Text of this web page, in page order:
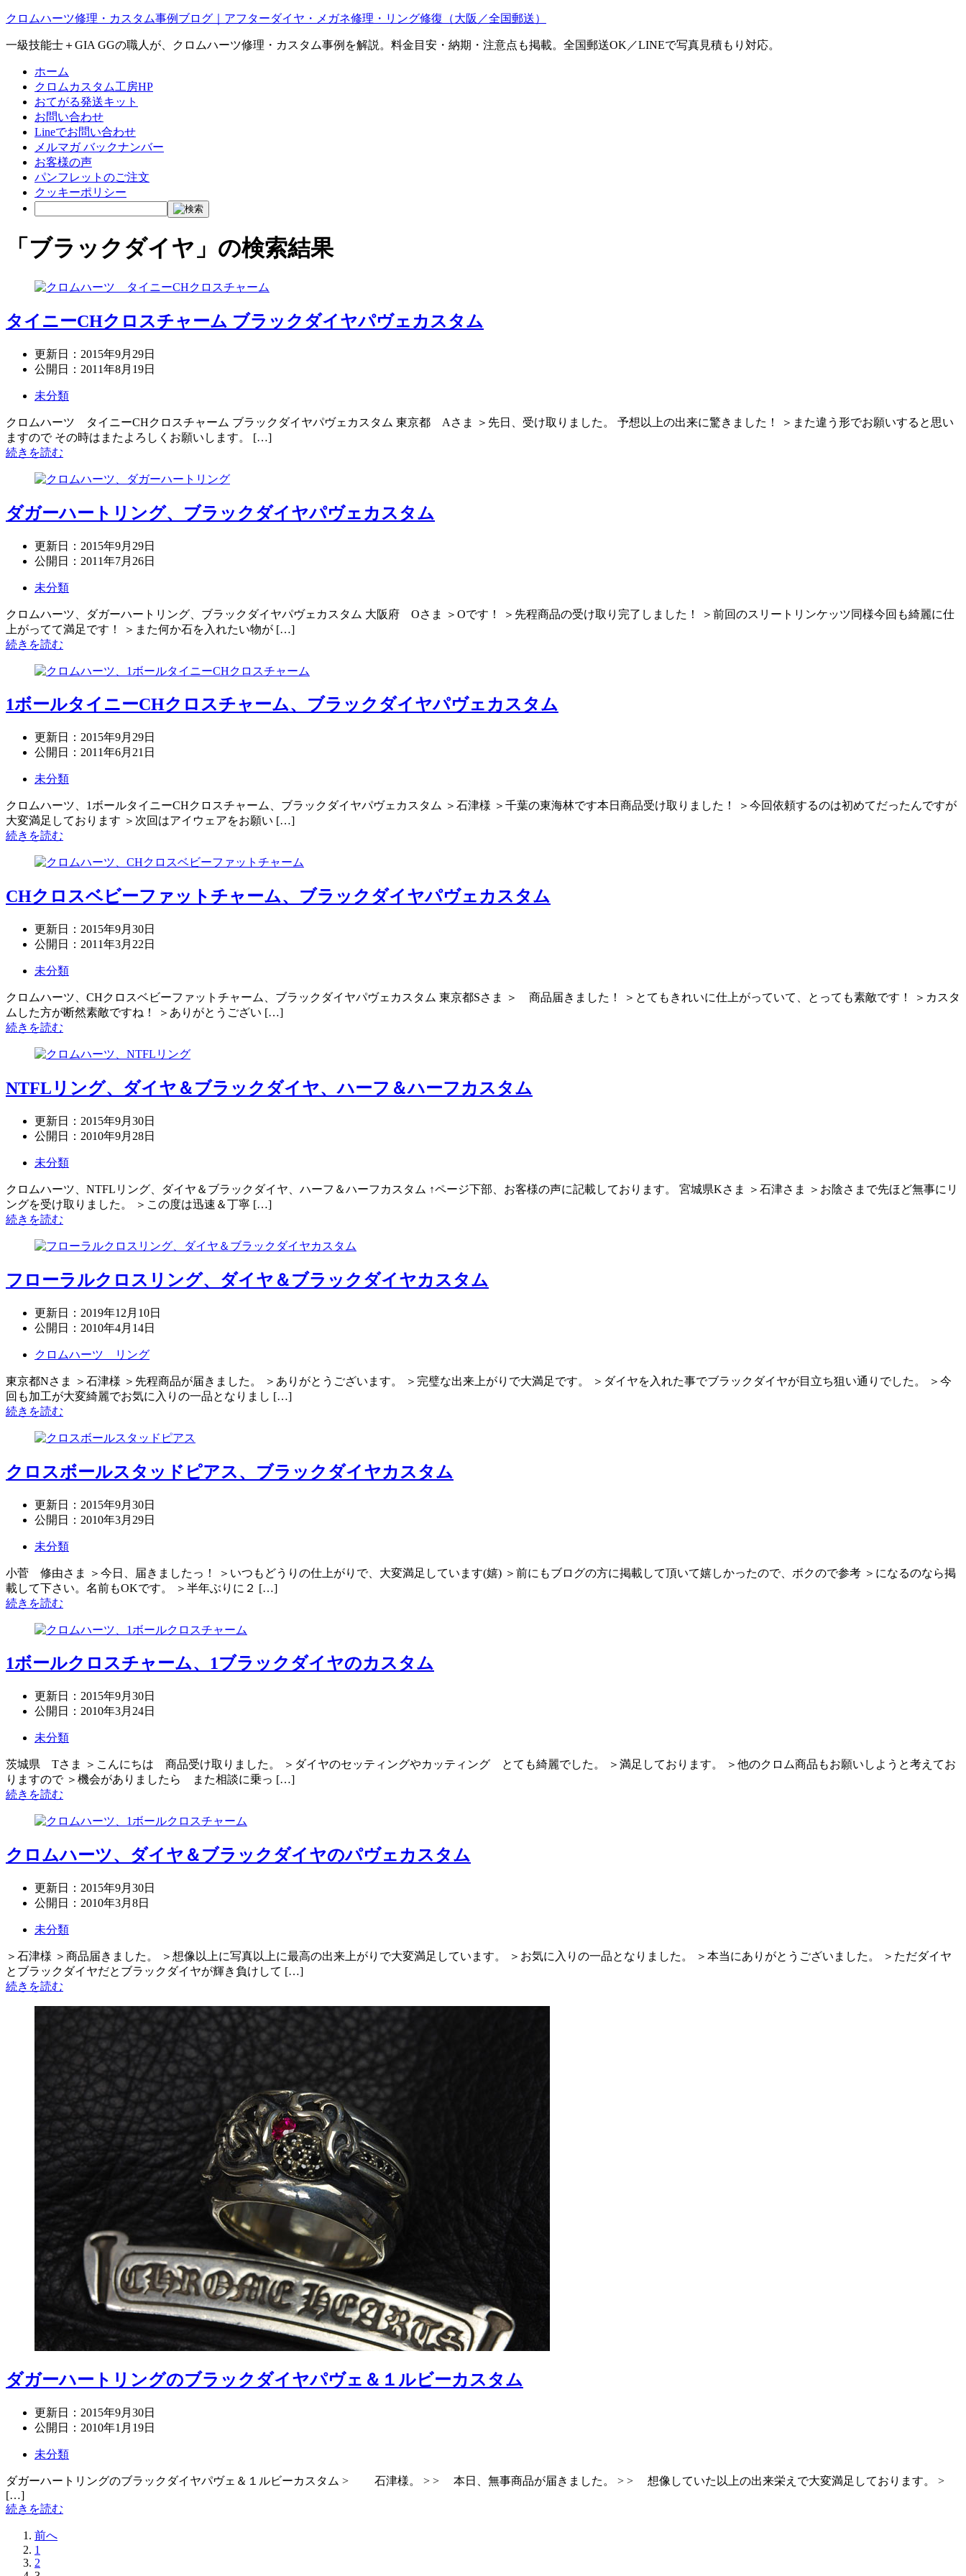
クロムハーツ修理・カスタム事例ブログ｜アフターダイヤ・メガネ修理・リング修復（大阪／全国郵送）
一級技能士＋GIA GGの職人が、クロムハーツ修理・カスタム事例を解説。料金目安・納期・注意点も掲載。全国郵送OK／LINEで写真見積もり対応。
ホーム
クロムカスタム工房HP
おてがる発送キット
お問い合わせ
Lineでお問い合わせ
メルマガ バックナンバー
お客様の声
パンフレットのご注文
クッキーポリシー
「 ブラックダイヤ 」の検索結果
タイニーCHクロスチャーム ブラックダイヤパヴェカスタム
更新日： 2015年9月29日
公開日： 2011年8月19日
未分類
クロムハーツ タイニーCHクロスチャーム ブラックダイヤパヴェカスタム 東京都 Aさま ＞先日、受け取りました。 予想以上の出来に驚きました！ ＞また違う形でお願いすると思い
ますので その時はまたよろしくお願いします。 […]
続きを読む
ダガーハートリング、ブラックダイヤパヴェカスタム
更新日： 2015年9月29日
公開日： 2011年7月26日
未分類
クロムハーツ、ダガーハートリング、ブラックダイヤパヴェカスタム 大阪府 Oさま ＞Oです！ ＞先程商品の受け取り完了しました！ ＞前回のスリートリンケッツ同様今回も綺麗に仕
上がってて満足です！ ＞また何か石を入れたい物が […]
続きを読む
1ボールタイニーCHクロスチャーム、ブラックダイヤパヴェカスタム
更新日： 2015年9月29日
公開日： 2011年6月21日
未分類
クロムハーツ、1ボールタイニーCHクロスチャーム、ブラックダイヤパヴェカスタム ＞石津様 ＞千葉の東海林です本日商品受け取りました！ ＞今回依頼するのは初めてだったんですが
大変満足しております ＞次回はアイウェアをお願い […]
続きを読む
CHクロスベビーファットチャーム、ブラックダイヤパヴェカスタム
更新日： 2015年9月30日
公開日： 2011年3月22日
未分類
クロムハーツ、CHクロスベビーファットチャーム、ブラックダイヤパヴェカスタム 東京都Sさま ＞ 商品届きました！ ＞とてもきれいに仕上がっていて、とっても素敵です！ ＞カスタ
ムした方が断然素敵ですね！ ＞ありがとうござい […]
続きを読む
NTFLリング、ダイヤ＆ブラックダイヤ、ハーフ＆ハーフカスタム
更新日： 2015年9月30日
公開日： 2010年9月28日
未分類
クロムハーツ、NTFLリング、ダイヤ＆ブラックダイヤ、ハーフ＆ハーフカスタム ↑ページ下部、お客様の声に記載しております。 宮城県Kさま ＞石津さま ＞お陰さまで先ほど無事にリ
ングを受け取りました。 ＞この度は迅速＆丁寧 […]
続きを読む
フローラルクロスリング、ダイヤ＆ブラックダイヤカスタム
更新日： 2019年12月10日
公開日： 2010年4月14日
クロムハーツ リング
東京都Nさま ＞石津様 ＞先程商品が届きました。 ＞ありがとうございます。 ＞完璧な出来上がりで大満足です。 ＞ダイヤを入れた事でブラックダイヤが目立ち狙い通りでした。 ＞今
回も加工が大変綺麗でお気に入りの一品となりまし […]
続きを読む
クロスボールスタッドピアス、ブラックダイヤカスタム
更新日： 2015年9月30日
公開日： 2010年3月29日
未分類
小菅 修由さま ＞今日、届きましたっ！ ＞いつもどうりの仕上がりで、大変満足しています(嬉) ＞前にもブログの方に掲載して頂いて嬉しかったので、ボクので参考 ＞になるのなら掲
載して下さい。名前もOKです。 ＞半年ぶりに２ […]
続きを読む
1ボールクロスチャーム、1ブラックダイヤのカスタム
更新日： 2015年9月30日
公開日： 2010年3月24日
未分類
茨城県 Tさま ＞こんにちは 商品受け取りました。 ＞ダイヤのセッティングやカッティング とても綺麗でした。 ＞満足しております。 ＞他のクロム商品もお願いしようと考えてお
りますので ＞機会がありましたら また相談に乗っ […]
続きを読む
クロムハーツ、ダイヤ＆ブラックダイヤのパヴェカスタム
更新日： 2015年9月30日
公開日： 2010年3月8日
未分類
＞石津様 ＞商品届きました。 ＞想像以上に写真以上に最高の出来上がりで大変満足しています。 ＞お気に入りの一品となりました。 ＞本当にありがとうございました。 ＞ただダイヤ
とブラックダイヤだとブラックダイヤが輝き負けして […]
続きを読む
ダガーハートリングのブラックダイヤパヴェ＆１ルビーカスタム
更新日： 2015年9月30日
公開日： 2010年1月19日
未分類
ダガーハートリングのブラックダイヤパヴェ＆１ルビーカスタム > 石津様。 > > 本日、無事商品が届きました。 > > 想像していた以上の出来栄えで大変満足しております。 >
[…]
続きを読む
前へ
1
2